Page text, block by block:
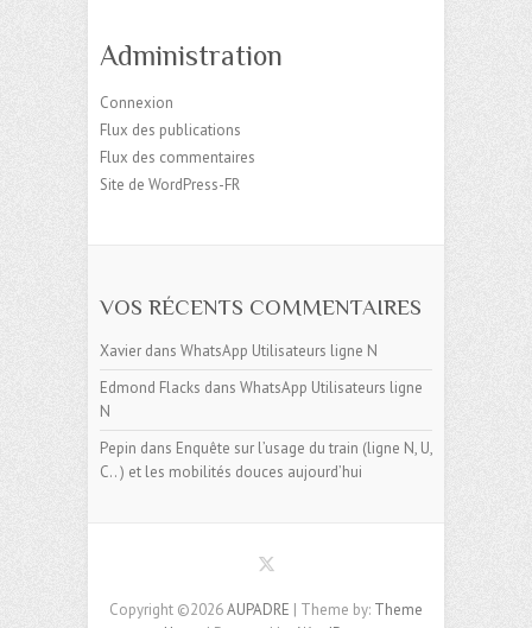
Administration
Connexion
Flux des publications
Flux des commentaires
Site de WordPress-FR
VOS RÉCENTS COMMENTAIRES
Xavier dans WhatsApp Utilisateurs ligne N
Edmond Flacks dans WhatsApp Utilisateurs ligne
N
Pepin dans Enquête sur l’usage du train (ligne N, U,
C.. ) et les mobilités douces aujourd’hui
Copyright ©2026AUPADRE | Theme by: Theme